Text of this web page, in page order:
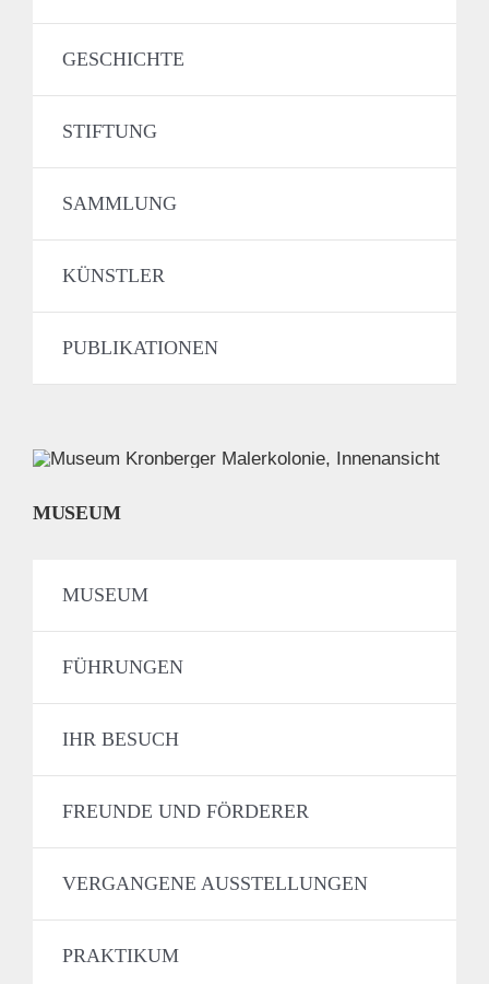
GESCHICHTE
STIFTUNG
SAMMLUNG
KÜNSTLER
PUBLIKATIONEN
MUSEUM
MUSEUM
FÜHRUNGEN
IHR BESUCH
FREUNDE UND FÖRDERER
VERGANGENE AUSSTELLUNGEN
PRAKTIKUM